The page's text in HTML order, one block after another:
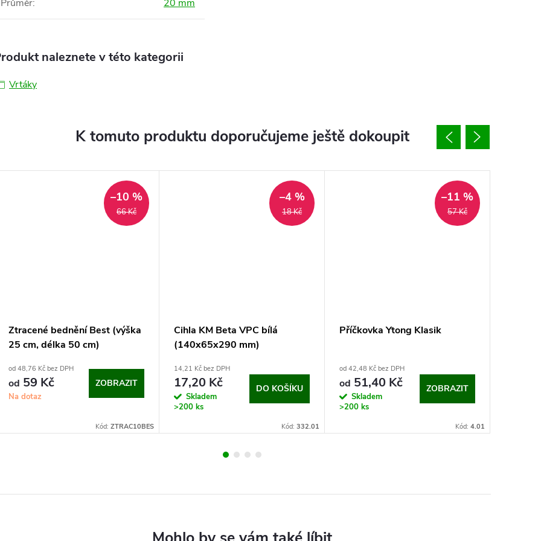
Průměr: 20 mm
naleznete v této kategorii
Vrtáky
K tomuto produktu doporučujeme ještě dokoupit
66 Kč
–10 %
Ztracené bednění Best (výška
25 cm, délka 50 cm)
od 48,76 Kč bez DPH
od 59 Kč
Na dotaz
ZOBRAZIT
Kód: ZTRAC10BES
18 Kč
–4 %
Cihla KM Beta VPC bílá
(140x65x290 mm)
14,21 Kč bez DPH
17,20 Kč
Skladem
>200 ks
DO KOŠÍKU
Kód: 332.01
57 Kč
–11 %
Příčkovka Ytong Klasik
od 42,48 Kč bez DPH
od 51,40 Kč
Skladem
>200 ks
ZOBRAZIT
Kód: 4.01